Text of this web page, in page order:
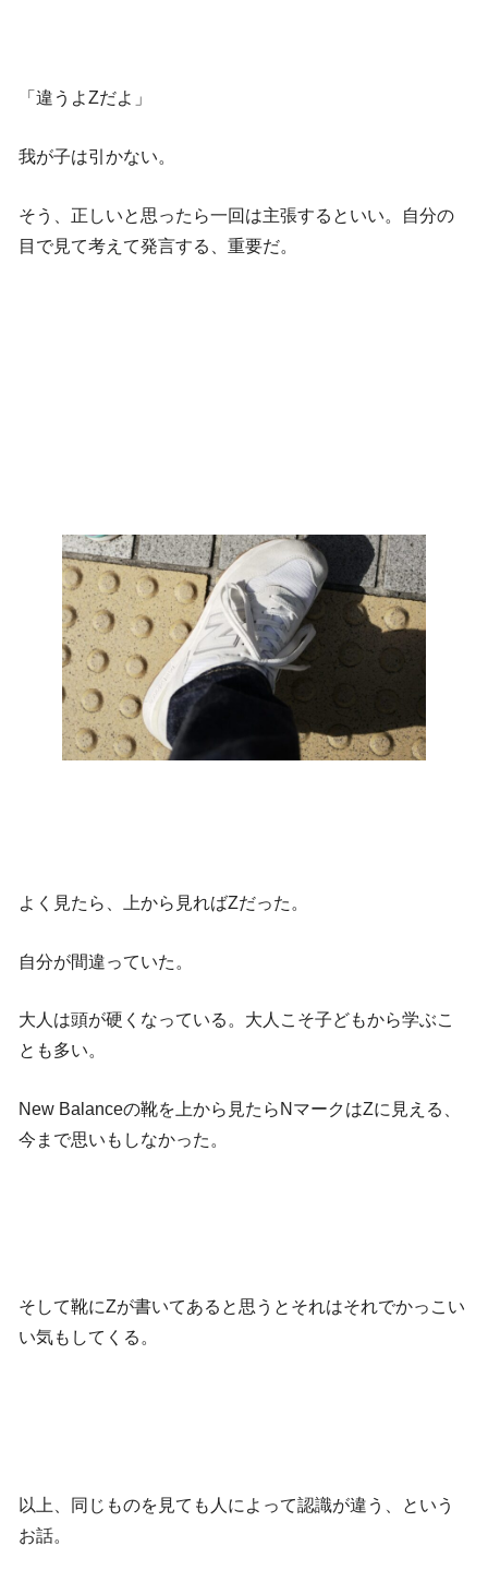
「違うよZだよ」
我が子は引かない。
そう、正しいと思ったら一回は主張するといい。自分の
目で見て考えて発言する、重要だ。
よく見たら、上から見ればZだった。
自分が間違っていた。
大人は頭が硬くなっている。大人こそ子どもから学ぶこ
とも多い。
New Balanceの靴を上から見たらNマークはZに見える、
今まで思いもしなかった。
そして靴にZが書いてあると思うとそれはそれでかっこい
い気もしてくる。
以上、同じものを見ても人によって認識が違う、という
お話。